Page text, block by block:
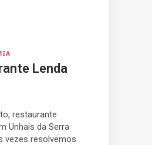
Lenda
restaurante
Unhais da Serra
vezes resolvemos